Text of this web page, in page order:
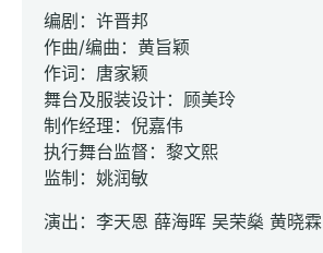
编剧：许晋邦
作曲/编曲：黄旨颖
作词：唐家颖
舞台及服装设计：顾美玲
制作经理：倪嘉伟
执行舞台监督：黎文熙
监制：姚润敏
演出：李天恩 薛海晖 吴荣燊 黄晓霖